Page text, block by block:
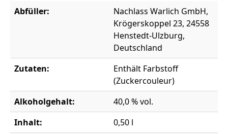
Abfüller:
Nachlass Warlich GmbH,
Krögerskoppel 23, 24558
Henstedt-Ulzburg,
Deutschland
Zutaten:
Enthält Farbstoff
(Zuckercouleur)
Alkoholgehalt:
40,0 % vol.
Inhalt:
0,50 l